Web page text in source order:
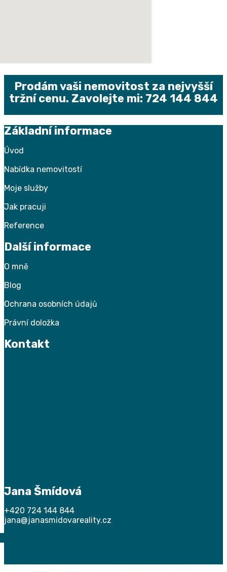
Prodám vaši nemovitost za nejvyšší
tržní cenu. Zavolejte mi: 724 144 844
Základní informace
Úvod
Nabídka nemovitostí
Moje služby
Jak pracuji
Reference
Další informace
O mně
Blog
Ochrana osobních údajů
Právní doložka
Kontakt
Jana Šmídová
+420 724 144 844
jana@janasmidovareality.cz